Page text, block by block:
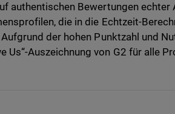
authentischen Bewertungen
die in die Echtzeit-
der hohen Punktzahl und
Us“-Auszeichnung von G2 für alle